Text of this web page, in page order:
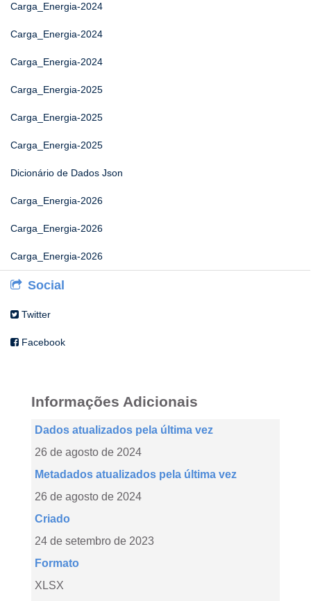
Carga_Energia-2024
Carga_Energia-2024
Carga_Energia-2024
Carga_Energia-2025
Carga_Energia-2025
Carga_Energia-2025
Dicionário de Dados Json
Carga_Energia-2026
Carga_Energia-2026
Carga_Energia-2026
Social
Twitter
Facebook
Informações Adicionais
Dados atualizados pela última vez
26 de agosto de 2024
Metadados atualizados pela última vez
26 de agosto de 2024
Criado
24 de setembro de 2023
Formato
XLSX